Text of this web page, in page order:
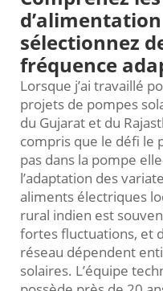
sélectionnez
fréquence
Lorsque j’ai travaillé
projets de pompes
du Gujarat et du
compris que le défi le
pas dans la pompe
l’adaptation des
aliments électriques
rural indien est
fortes fluctuations, et
réseau dépendent
solaires. L’équipe